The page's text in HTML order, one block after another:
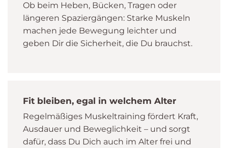
Ob beim Heben, Bücken, Tragen oder
längeren Spaziergängen: Starke Muskeln
machen jede Bewegung leichter und
geben Dir die Sicherheit, die Du brauchst.
Fit bleiben, egal in welchem Alter
Regelmäßiges Muskeltraining fördert Kraft,
Ausdauer und Beweglichkeit – und sorgt
dafür, dass Du Dich auch im Alter frei und